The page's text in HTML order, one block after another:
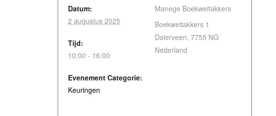
Datum:
2 augustus 2025
Tijd:
10:00 - 16:00
Evenement Categorie:
Keuringen
Manege Boekweitakkers
Boekweitakkers 1
Dalerveen, 7755 NG
Nederland